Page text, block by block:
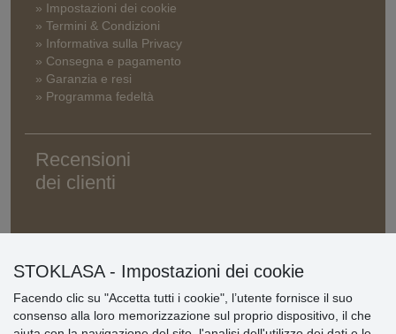
» Impostazioni dei cookie
» Termini & Condizioni
» Informativa sulla Privacy
» Consegna e pagamento
» Garanzia e resi
» Programma fedeltà
Recensioni
dei clienti
STOKLASA - Impostazioni dei cookie
Facendo clic su "Accetta tutti i cookie", l’utente fornisce il suo
consenso alla loro memorizzazione sul proprio dispositivo, il che